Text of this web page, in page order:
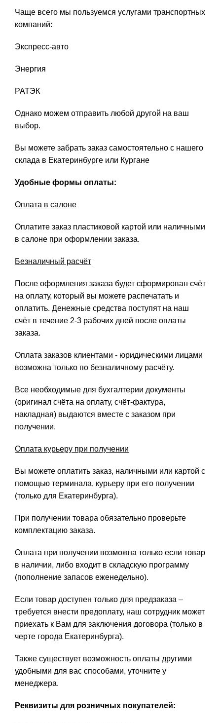
Чаще всего мы пользуемся услугами транспортных
компаний:
Экспресс-авто
Энергия
РАТЭК
Однако можем отправить любой другой на ваш
выбор.
Вы можете забрать заказ самостоятельно с нашего
склада в Екатеринбурге или Кургане
Удобные формы оплаты:
Оплата в салоне
Оплатите заказ пластиковой картой или наличными
в салоне при оформлении заказа.
Безналичный расчёт
После оформления заказа будет сформирован счёт
на оплату, который вы можете распечатать и
оплатить. Денежные средства поступят на наш
счёт в течение 2-3 рабочих дней после оплаты
заказа.
Оплата заказов клиентами - юридическими лицами
возможна только по безналичному расчёту.
Все необходимые для бухгалтерии документы
(оригинал счёта на оплату, счёт-фактура,
накладная) выдаются вместе с заказом при
получении.
Оплата курьеру при получении
Вы можете оплатить заказ, наличными или картой с
помощью терминала, курьеру при его получении
(только для Екатеринбурга).
При получении товара обязательно проверьте
комплектацию заказа.
Оплата при получении возможна только если товар
в наличии, либо входит в складскую программу
(пополнение запасов еженедельно).
Если товар доступен только для предзаказа –
требуется внести предоплату, наш сотрудник может
приехать к Вам для заключения договора (только в
черте города Екатеринбурга).
Также существует возможность оплаты другими
удобными для вас способами, уточните у
менеджера.
Реквизиты для розничных покупателей: